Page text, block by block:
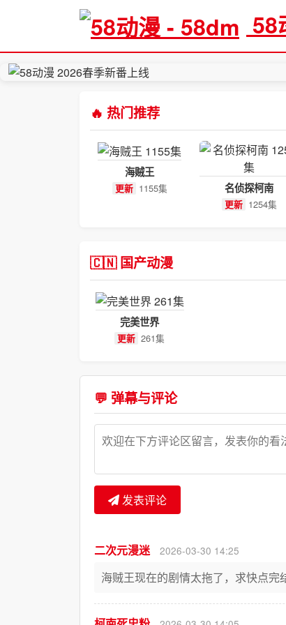
58
🔥 热门推荐
海贼王
更新 1155集 名侦探柯南
更新 1254集
🇨🇳 国产动漫
完美世界
更新 261集
💬 弹幕与评论
发表评论
二次元漫迷 2026-03-30 14:25
海贼王现在的剧情太拖了，求快点完